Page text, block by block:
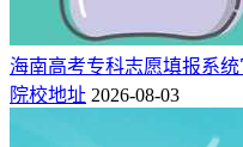
海南高考专科志愿填报系
院校地址 2026-08-03